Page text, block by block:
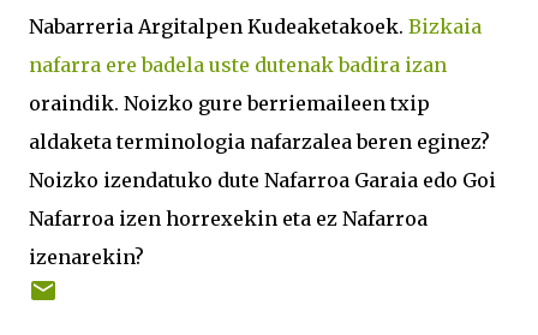
Nabarreria Argitalpen Kudeaketakoek. Bizkaia
nafarra ere badela uste dutenak badira izan
oraindik. Noizko gure berriemaileen txip
aldaketa terminologia nafarzalea beren eginez?
Noizko izendatuko dute Nafarroa Garaia edo Goi
Nafarroa izen horrexekin eta ez Nafarroa
izenarekin?